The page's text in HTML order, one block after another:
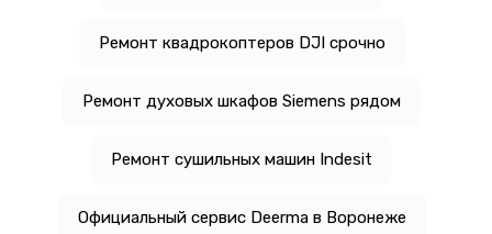
Ремонт квадрокоптеров DJI срочно
Ремонт духовых шкафов Siemens рядом
Ремонт сушильных машин Indesit
Официальный сервис Deerma в Воронеже